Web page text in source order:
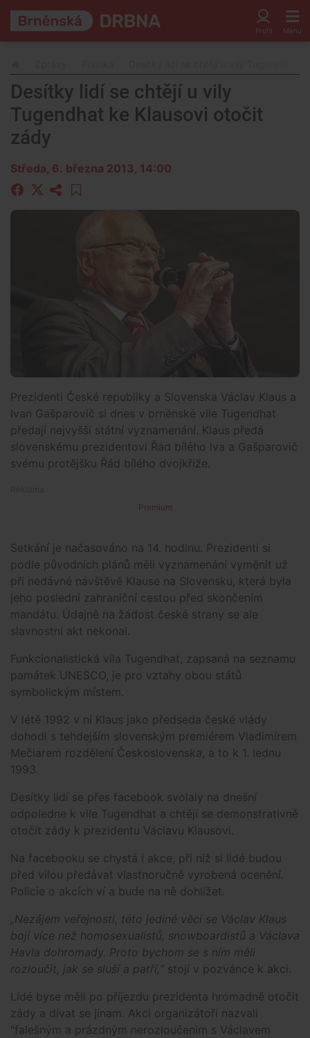
Desítky lidí se chtějí u vily
Tugendhat ke Klausovi otočit
zády
Středa, 6. března 2013, 14:00
Prezidenti České republiky a Slovenska Václav Klaus a
Ivan Gašparovič si dnes v brněnské vile Tugendhat
předají nejvyšší státní vyznamenání. Klaus předá
slovenskému prezidentovi Řád bílého lva a Gašparovič
svému protějšku Řád bílého dvojkříže.
Premium
Setkání je načasováno na 14. hodinu. Prezidenti si
podle původních plánů měli vyznamenání vyměnit už
při nedávné návštěvě Klause na Slovensku, která byla
jeho poslední zahraniční cestou před skončením
mandátu. Údajně na žádost české strany se ale
slavnostní akt nekonal.
Funkcionalistická vila Tugendhat, zapsaná na seznamu
památek UNESCO, je pro vztahy obou států
symbolickým místem.
V létě 1992 v ní Klaus jako předseda české vlády
dohodl s tehdejším slovenským premiérem Vladimírem
Mečiarem rozdělení Československa, a to k 1. lednu
1993.
Desítky lidí se přes facebook svolaly na dnešní
odpoledne k vile Tugendhat a chtějí se demonstrativně
otočit zády k prezidentu Václavu Klausovi.
Na facebooku se chystá i akce, při níž si lidé budou
před vilou předávat vlastnoručně vyrobená ocenění.
Policie o akcích ví a bude na ně dohlížet.
„Nezájem veřejnosti, této jediné věci se Václav Klaus
bojí více než homosexualistů, snowboardistů a Václava
Havla dohromady. Proto bychom se s ním měli
rozloučit, jak se sluší a patří,“ stojí v pozvánce k akci.
Lidé byse měli po příjezdu prezidenta hromadně otočit
zády a dívat se jinam. Akci organizátoři nazvali
"falešným a prázdným nerozloučením s Václavem